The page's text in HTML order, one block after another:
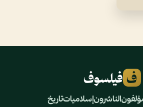
ف فيلسوف
الناشرونإسلامياتتاريخ